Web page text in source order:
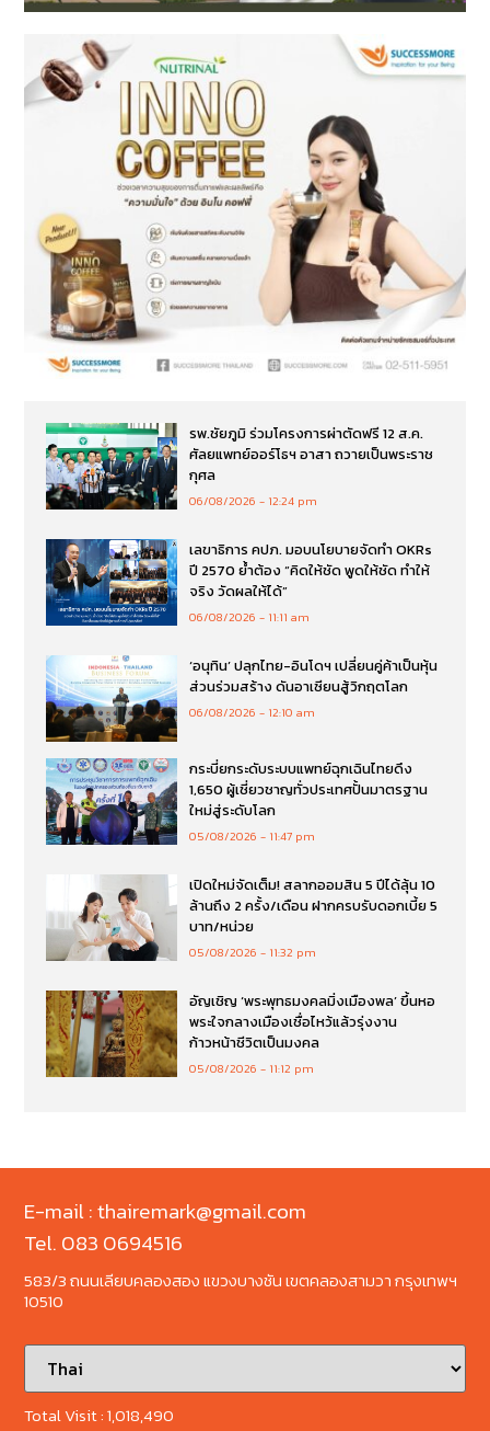
รพ.ชัยภูมิ ร่วมโครงการผ่าตัดฟรี 12 ส.ค.
ศัลยแพทย์ออร์โธฯ อาสา ถวายเป็นพระราช
กุศล
06/08/2026 12:24 pm
เลขาธิการ คปภ. มอบนโยบายจัดทำ OKRs
ปี 2570 ย้ำต้อง “คิดให้ชัด พูดให้ชัด ทำให้
จริง วัดผลให้ได้”
06/08/2026 11:11 am
‘อนุทิน’ ปลุกไทย-อินโดฯ เปลี่ยนคู่ค้าเป็นหุ้น
ส่วนร่วมสร้าง ดันอาเซียนสู้วิกฤตโลก
06/08/2026 12:10 am
กระบี่ยกระดับระบบแพทย์ฉุกเฉินไทยดึง
1,650 ผู้เชี่ยวชาญทั่วประเทศปั้นมาตรฐาน
ใหม่สู่ระดับโลก
05/08/2026 11:47 pm
เปิดใหม่จัดเต็ม! สลากออมสิน 5 ปีได้ลุ้น 10
ล้านถึง 2 ครั้ง/เดือน ฝากครบรับดอกเบี้ย 5
บาท/หน่วย
05/08/2026 11:32 pm
อัญเชิญ ‘พระพุทธมงคลมิ่งเมืองพล’ ขึ้นหอ
พระใจกลางเมืองเชื่อไหว้แล้วรุ่งงาน
ก้าวหน้าชีวิตเป็นมงคล
05/08/2026 11:12 pm
E-mail : thairemark@gmail.com
Tel. 083 0694516
583/3 ถนนเลียบคลองสอง แขวงบางชัน เขตคลองสามวา กรุงเทพฯ
10510
Total Visit :1,018,490